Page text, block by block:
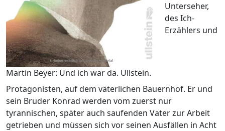
Martin Beyer: Und ich war da. Ullstein.
Unterseher,
des Ich-
Erzählers und
Protagonisten, auf dem väterlichen Bauernhof. Er und
sein Bruder Konrad werden vom zuerst nur
tyrannischen, später auch saufenden Vater zur Arbeit
getrieben und müssen sich vor seinen Ausfällen in Acht